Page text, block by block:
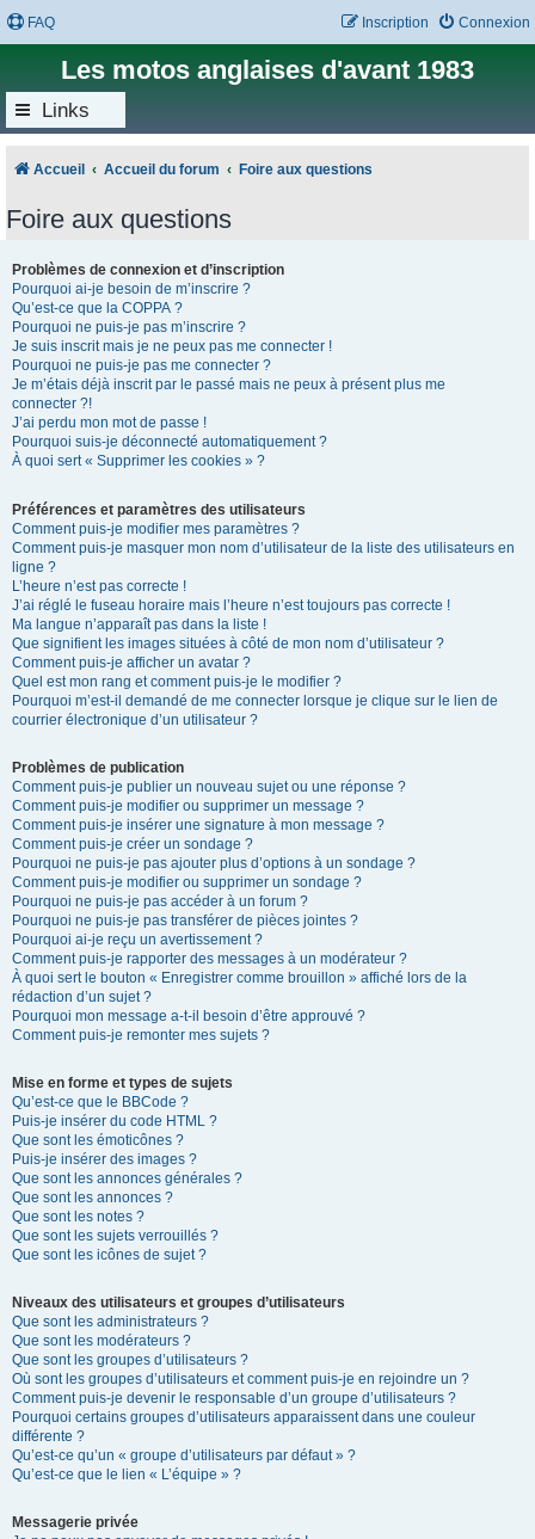
FAQ Connexion
Inscription
Les motos anglaises d'avant 1983
Links
Accueil Accueil du forum Foire aux questions
Foire aux questions
Problèmes de connexion et d’inscription
Pourquoi ai-je besoin de m’inscrire ?
Qu’est-ce que la COPPA ?
Pourquoi ne puis-je pas m’inscrire ?
Je suis inscrit mais je ne peux pas me connecter !
Pourquoi ne puis-je pas me connecter ?
Je m’étais déjà inscrit par le passé mais ne peux à présent plus me
connecter ?!
J’ai perdu mon mot de passe !
Pourquoi suis-je déconnecté automatiquement ?
À quoi sert « Supprimer les cookies » ?
Préférences et paramètres des utilisateurs
Comment puis-je modifier mes paramètres ?
Comment puis-je masquer mon nom d’utilisateur de la liste des utilisateurs en
ligne ?
L’heure n’est pas correcte !
J’ai réglé le fuseau horaire mais l’heure n’est toujours pas correcte !
Ma langue n’apparaît pas dans la liste !
Que signifient les images situées à côté de mon nom d’utilisateur ?
Comment puis-je afficher un avatar ?
Quel est mon rang et comment puis-je le modifier ?
Pourquoi m’est-il demandé de me connecter lorsque je clique sur le lien de
courrier électronique d’un utilisateur ?
Problèmes de publication
Comment puis-je publier un nouveau sujet ou une réponse ?
Comment puis-je modifier ou supprimer un message ?
Comment puis-je insérer une signature à mon message ?
Comment puis-je créer un sondage ?
Pourquoi ne puis-je pas ajouter plus d’options à un sondage ?
Comment puis-je modifier ou supprimer un sondage ?
Pourquoi ne puis-je pas accéder à un forum ?
Pourquoi ne puis-je pas transférer de pièces jointes ?
Pourquoi ai-je reçu un avertissement ?
Comment puis-je rapporter des messages à un modérateur ?
À quoi sert le bouton « Enregistrer comme brouillon » affiché lors de la
rédaction d’un sujet ?
Pourquoi mon message a-t-il besoin d’être approuvé ?
Comment puis-je remonter mes sujets ?
Mise en forme et types de sujets
Qu’est-ce que le BBCode ?
Puis-je insérer du code HTML ?
Que sont les émoticônes ?
Puis-je insérer des images ?
Que sont les annonces générales ?
Que sont les annonces ?
Que sont les notes ?
Que sont les sujets verrouillés ?
Que sont les icônes de sujet ?
Niveaux des utilisateurs et groupes d’utilisateurs
Que sont les administrateurs ?
Que sont les modérateurs ?
Que sont les groupes d’utilisateurs ?
Où sont les groupes d’utilisateurs et comment puis-je en rejoindre un ?
Comment puis-je devenir le responsable d’un groupe d’utilisateurs ?
Pourquoi certains groupes d’utilisateurs apparaissent dans une couleur
différente ?
Qu’est-ce qu’un « groupe d’utilisateurs par défaut » ?
Qu’est-ce que le lien « L’équipe » ?
Messagerie privée